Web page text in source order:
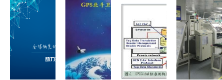
络技术服务
行业 核心
受益者与未
科技以核心
跃升
能的智慧新
城
卓越技术服
务，铸就互
联网行业优
秀服务商